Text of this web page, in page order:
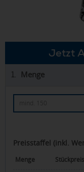
Jetzt
1. Menge
Preisstaffel (inkl.
Menge Stückpreis